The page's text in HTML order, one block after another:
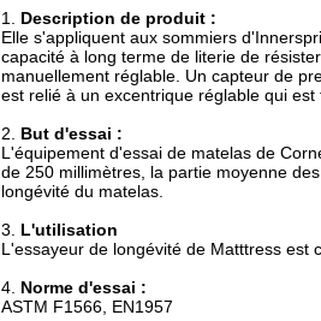
1. Description de produit :
Elle s'appliquent aux sommiers
capacité à long terme de literie de
manuellement réglable. Un capteur de
est relié à un excentrique réglable qui
2. But d'essai :
L'équipement d'essai de matelas de
de 250 millimètres, la partie moyenne
longévité du matelas.
3. L'utilisation
L'essayeur de longévité de Matttress est
4. Norme d'essai :
ASTM F1566, EN1957